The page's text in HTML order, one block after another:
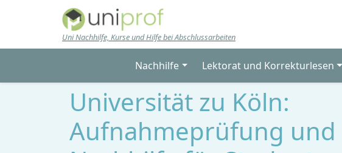
Skip to main content
Uni Nachhilfe, Kurse und Hilfe bei Abschlussarbeiten
Nachhilfe Lektorat und Korrekturlesen
Universität zu Köln:
Aufnahmeprüfung und